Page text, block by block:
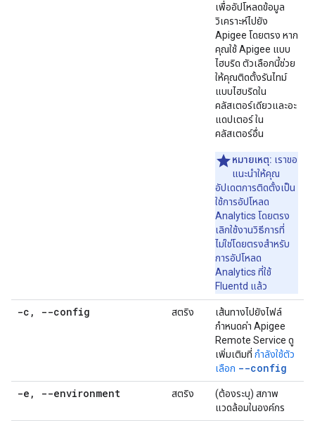
เพื่ออัปโหลดข้อมูล
วิเคราะห์ไปยัง
Apigee โดยตรง หาก
คุณใช้ Apigee แบบ
ไฮบริด ตัวเลือกนี้ช่วย
ให้คุณติดตั้งรันไทม์
แบบไฮบริดใน
คลัสเตอร์เดียวและอะ
แดปเตอร์ ใน
คลัสเตอร์อื่น
หมายเหตุ: เราขอ
แนะนำให้คุณ
อัปเดตการติดตั้งเป็น
ใช้การอัปโหลด
Analytics โดยตรง
เลิกใช้งานวิธีการที่
ไม่ใช่โดยตรงสำหรับ
การอัปโหลด
Analytics ที่ใช้
Fluentd แล้ว
-c , --config สตริง
เส้นทางไปยังไฟล์
กำหนดค่า Apigee
Remote Service ดู
เพิ่มเติมที่ กำลังใช้ตัว
เลือก --config
-e , --environment สตริง
(ต้องระบุ) สภาพ
แวดล้อมในองค์กร